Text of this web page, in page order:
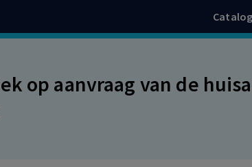
op aanvraag van de